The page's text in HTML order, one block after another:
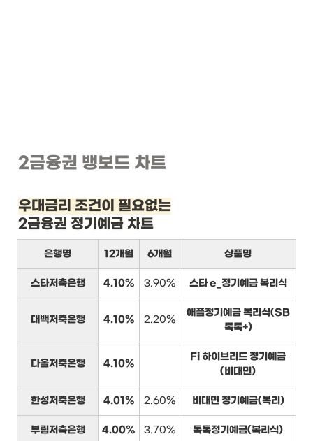
2금융권 뱅보드 차트
우대금리 조건이 필요없는
2금융권 정기예금 차트
은행명 12개월 6개월 상품명
스타저축은행 4.10% 3.90% 스타 e_정기예금 복리식
대백저축은행 4.10% 2.20%
애플정기예금 복리식(SB
톡톡+)
다올저축은행 4.10%
Fi 하이브리드 정기예금
(비대면)
한성저축은행 4.01% 2.60% 비대면 정기예금(복리)
부림저축은행 4.00% 3.70% 톡톡정기예금(복리식)